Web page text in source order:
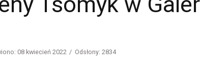
08 kwiecień 2022 Odsłony: 2834